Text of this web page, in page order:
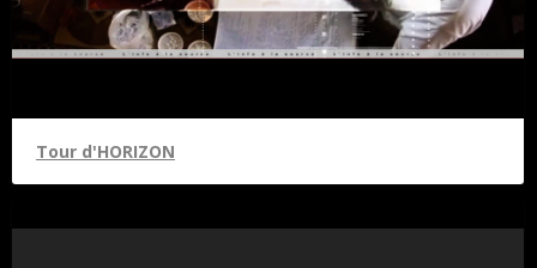
Tour d'HORIZON